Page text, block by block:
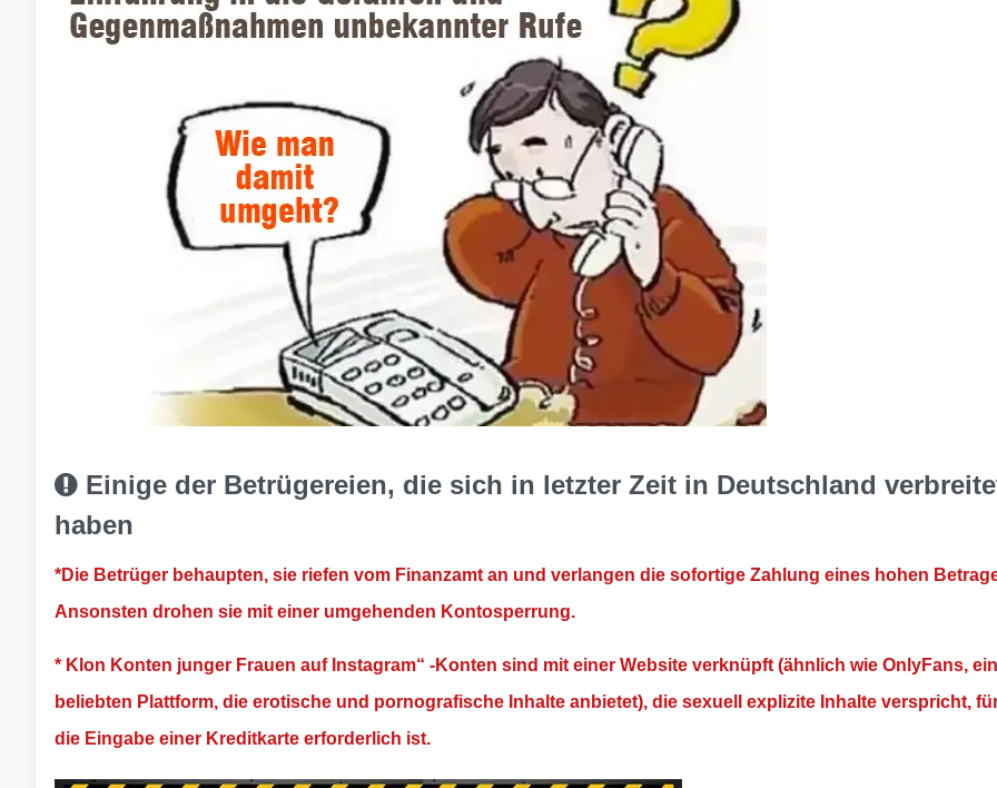
Einige der Betrügereien, die sich in letzter Zeit in Deutschland
haben
*Die Betrüger behaupten, sie riefen vom Finanzamt an und verlangen die sofortige Zahlung eines hohen
Ansonsten drohen sie mit einer umgehenden Kontosperrung.
* Klon Konten junger Frauen auf Instagram“ -Konten sind mit einer Website verknüpft (ähnlich wie OnlyFans,
beliebten Plattform, die erotische und pornografische Inhalte anbietet), die sexuell explizite Inhalte verspricht,
die Eingabe einer Kreditkarte erforderlich ist.